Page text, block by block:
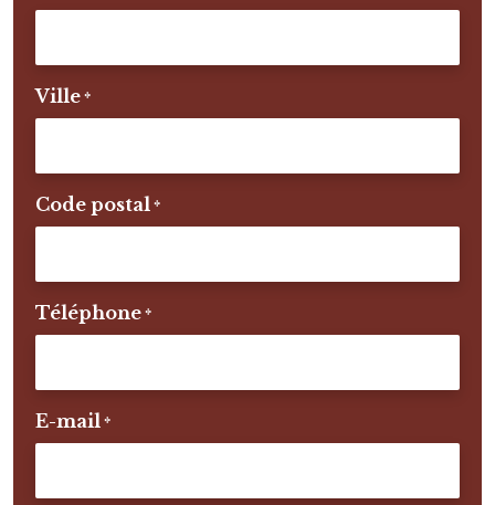
Ville*
Code postal*
Téléphone*
E-mail*